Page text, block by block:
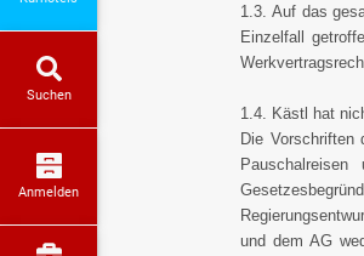
1.3. Auf das
Einzelfall
1.4. Kästl hat
Die
und dem AG
Suchen
Anmelden